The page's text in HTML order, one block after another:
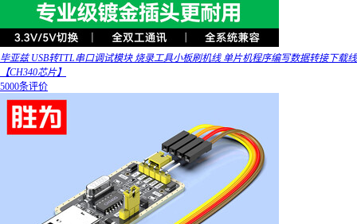
毕亚兹 USB转TTL串口调试模块 烧录工具小板刷机线 单片机程序编写数据转接下载线
【CH340芯片】
5000条评价